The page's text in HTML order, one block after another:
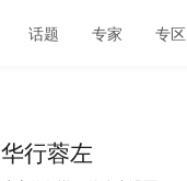
话题 专家 专区
华行蓉左